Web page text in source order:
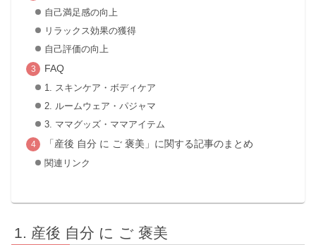
自己満足感の向上
リラックス効果の獲得
自己評価の向上
FAQ
1. スキンケア・ボディケア
2. ルームウェア・パジャマ
3. ママグッズ・ママアイテム
「産後 自分 に ご 褒美」に関する記事のまとめ
関連リンク
産後 自分 に ご 褒美